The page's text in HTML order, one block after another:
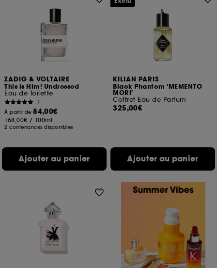
ZADIG & VOLTAIRE
This is Him! Undressed
Eau de Toilette
1
À partir de84,00€
168,00€ / 100ml
2 contenances disponibles
Ajouter au panier
KILIAN PARIS
Black Phantom 'MEMENTO
MORI'
Coffret Eau de Parfum
325,00€
Ajouter au panier